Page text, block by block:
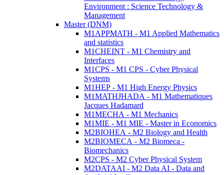
Environment : Science Technology &
Management
Master (DNM)
M1APPMATH - M1 Applied Mathematics
and statistics
M1CHEINT - M1 Chemistry and
Interfaces
M1CPS - M1 CPS - Cyber Physical
Systems
M1HEP - M1 High Energy Physics
M1MATHJHADA - M1 Mathematiques
Jacques Hadamard
M1MECHA - M1 Mechanics
M1MIE - M1 MIE - Master in Economics
M2BIOHEA - M2 Biology and Health
M2BIOMECA - M2 Biomeca -
Biomechanics
M2CPS - M2 Cyber Physical System
M2DATAAI - M2 Data AI - Data and